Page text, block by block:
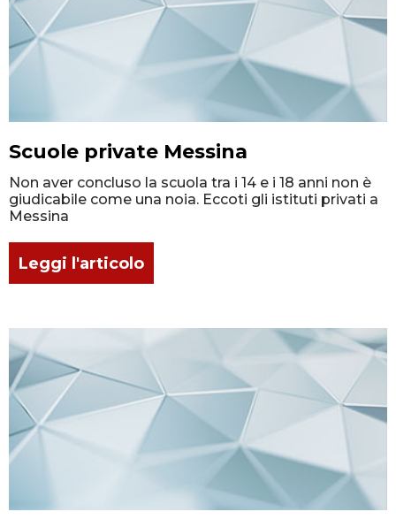
Scuole private Messina
Non aver concluso la scuola tra i 14 e i 18 anni non è
giudicabile come una noia. Eccoti gli istituti privati a
Messina
Leggi l'articolo